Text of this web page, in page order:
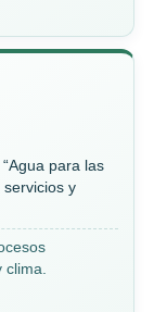
“Agua para las
servicios y
clima.